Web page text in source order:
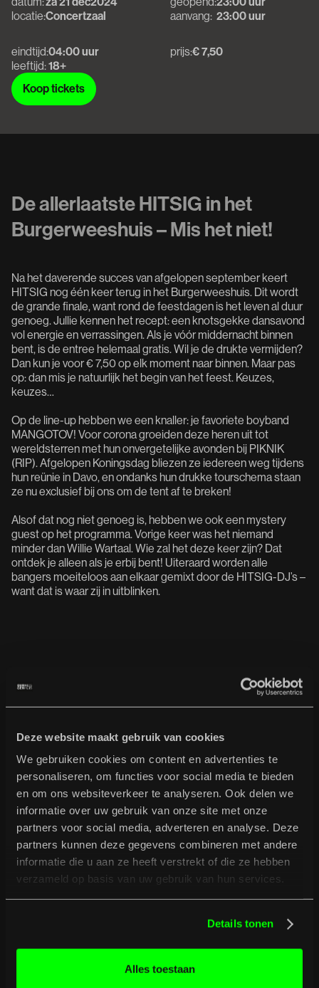
Deze website maakt gebruik van cookies
We gebruiken cookies om content en advertenties te
personaliseren, om functies voor social media te bieden
en om ons websiteverkeer te analyseren. Ook delen we
informatie over uw gebruik van onze site met onze
partners voor social media, adverteren en analyse. Deze
partners kunnen deze gegevens combineren met andere
informatie die u aan ze heeft verstrekt of die ze hebben
verzameld op basis van uw gebruik van hun services.
Details tonen
Alles toestaan
locatie:Concertzaal
aanvang: 23:00 uur
eindtijd:
leeftijd:
04:00 uur
18+
prijs:€ 7,50
Koop tickets
De allerlaatste HITSIG in het
Burgerweeshuis – Mis het niet!
Na het daverende succes van afgelopen september keert
HITSIG nog één keer terug in het Burgerweeshuis. Dit wordt
de grande finale, want rond de feestdagen is het leven al duur
genoeg. Jullie kennen het recept: een knotsgekke dansavond
vol energie en verrassingen. Als je vóór middernacht binnen
bent, is de entree helemaal gratis. Wil je de drukte vermijden?
Dan kun je voor € 7,50 op elk moment naar binnen. Maar pas
op: dan mis je natuurlijk het begin van het feest. Keuzes,
keuzes…
Op de line-up hebben we een knaller: je favoriete boyband
MANGOTOV! Voor corona groeiden deze heren uit tot
wereldsterren met hun onvergetelijke avonden bij PIKNIK
(RIP). Afgelopen Koningsdag bliezen ze iedereen weg tijdens
hun reünie in Davo, en ondanks hun drukke tourschema staan
ze nu exclusief bij ons om de tent af te breken!
Alsof dat nog niet genoeg is, hebben we ook een mystery
guest op het programma. Vorige keer was het niemand
minder dan Willie Wartaal. Wie zal het deze keer zijn? Dat
ontdek je alleen als je erbij bent! Uiteraard worden alle
bangers moeiteloos aan elkaar gemixt door de HITSIG-DJ’s –
want dat is waar zij in uitblinken.
Bu
Bekijk volledig programma